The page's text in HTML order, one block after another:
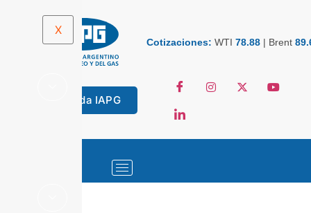
Cotizaciones: WTI 78.88 | Brent
Tienda IAPG
X